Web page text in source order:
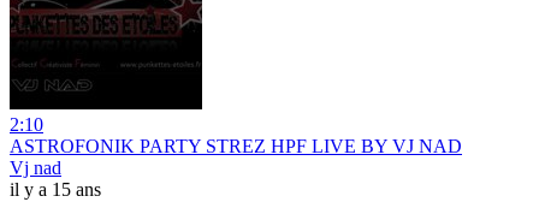
2:10
ASTROFONIK PARTY STREZ HPF LIVE BY VJ NAD
Vj nad
il y a 15 ans